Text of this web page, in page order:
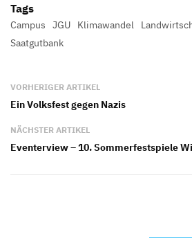
Tags
Campus JGU Klimawandel
Saatgutbank
VORHERIGER ARTIKEL
Ein Volksfest gegen Nazis
NÄCHSTER ARTIKEL
Eventerview – 10. Sommerfestspiele